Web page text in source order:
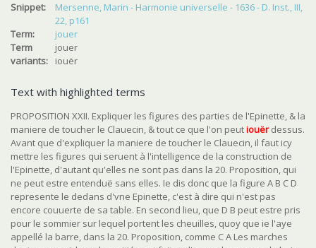
Snippet:
Mersenne, Marin - Harmonie universelle - 1636 - D. Inst., III,
22, p161
Term:
jouer
Term
variants:
jouer
iouër
Text with highlighted terms
PROPOSITION XXII. Expliquer les figures des parties de l'Epinette, & la
maniere de toucher le Clauecin, & tout ce que l'on peutiouërdessus.
Avant que d'expliquer la maniere de toucher le Clauecin, il faut icy
mettre les figures qui seruent à l'intelligence de la construction de
l'Epinette, d'autant qu'elles ne sont pas dans la 20. Proposition, qui
ne peut estre entenduë sans elles. Ie dis donc que la figure A B C D
represente le dedans d'vne Epinette, c'est à dire qui n'est pas
encore couuerte de sa table. En second lieu, que D B peut estre pris
pour le sommier sur lequel portent les cheuilles, quoy que ie l'aye
appellé la barre, dans la 20. Proposition, comme C A Les marches